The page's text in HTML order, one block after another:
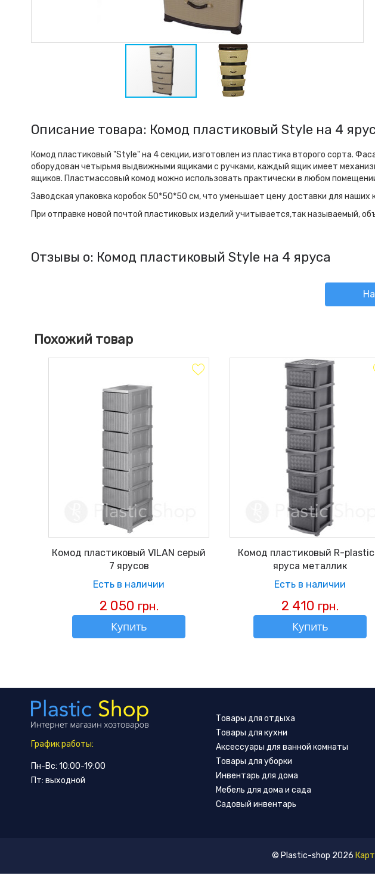
Описание товара: Комод пластиковый Style на 4
Комод пластиковый "Style" на 4 секции, изготовлен из пластика второго сорта.
оборудован четырьмя выдвижными ящиками с ручками, каждый ящик имеет
ящиков. Пластмассовый комод можно использовать практически в любом
Заводская упаковка коробок 50*50*50 см, что уменьшает цену доставки для наших
При отправке новой почтой пластиковых изделий учитывается,так называемый,
Отзывы о: Комод пластиковый Style на 4 яруса
Похожий товар
Комод пластиковый VILAN серый
7 ярусов
Есть в наличии
2 050 грн.
Купить
Комод пластиковый R-
яруса металлик
Есть в наличии
2 410 грн.
Купить
График работы:
Пн-Вс: 10:00-19:00
Пт: выходной
Товары для отдыха
Товары для кухни
Аксессуары для ванной комнаты
Товары для уборки
Инвентарь для дома
Мебель для дома и сада
Садовый инвентарь
© Plastic-shop 2026